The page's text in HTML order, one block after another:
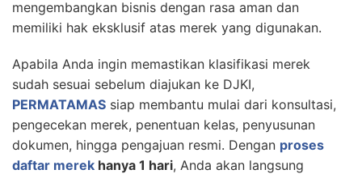
mengembangkan bisnis dengan rasa aman dan
memiliki hak eksklusif atas merek yang digunakan.
Apabila Anda ingin memastikan klasifikasi merek
sudah sesuai sebelum diajukan ke DJKI,
PERMATAMAS siap membantu mulai dari konsultasi,
pengecekan merek, penentuan kelas, penyusunan
dokumen, hingga pengajuan resmi. Dengan proses
daftar merek hanya 1 hari, Anda akan langsung